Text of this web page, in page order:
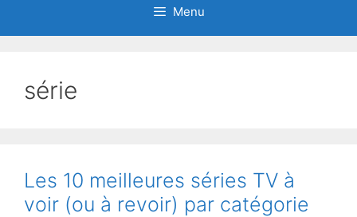
Menu
série
Les 10 meilleures séries TV à
voir (ou à revoir) par catégorie